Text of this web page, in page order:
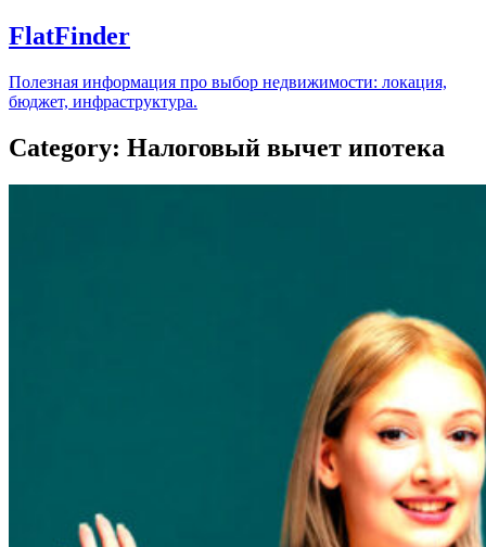
FlatFinder
Полезная информация про выбор недвижимости: локация,
бюджет, инфраструктура.
Category: Налоговый вычет ипотека